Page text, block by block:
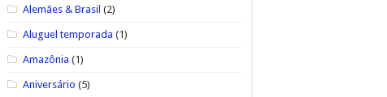
Alemães & Brasil (2)
Aluguel temporada (1)
Amazônia (1)
Aniversário (5)